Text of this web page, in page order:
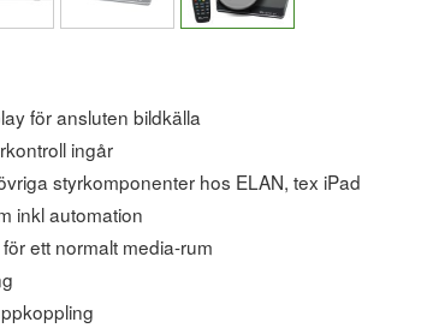
för ansluten bildkälla
ingår
styrkomponenter hos ELAN, tex iPad
inkl automation
ett normalt media-rum